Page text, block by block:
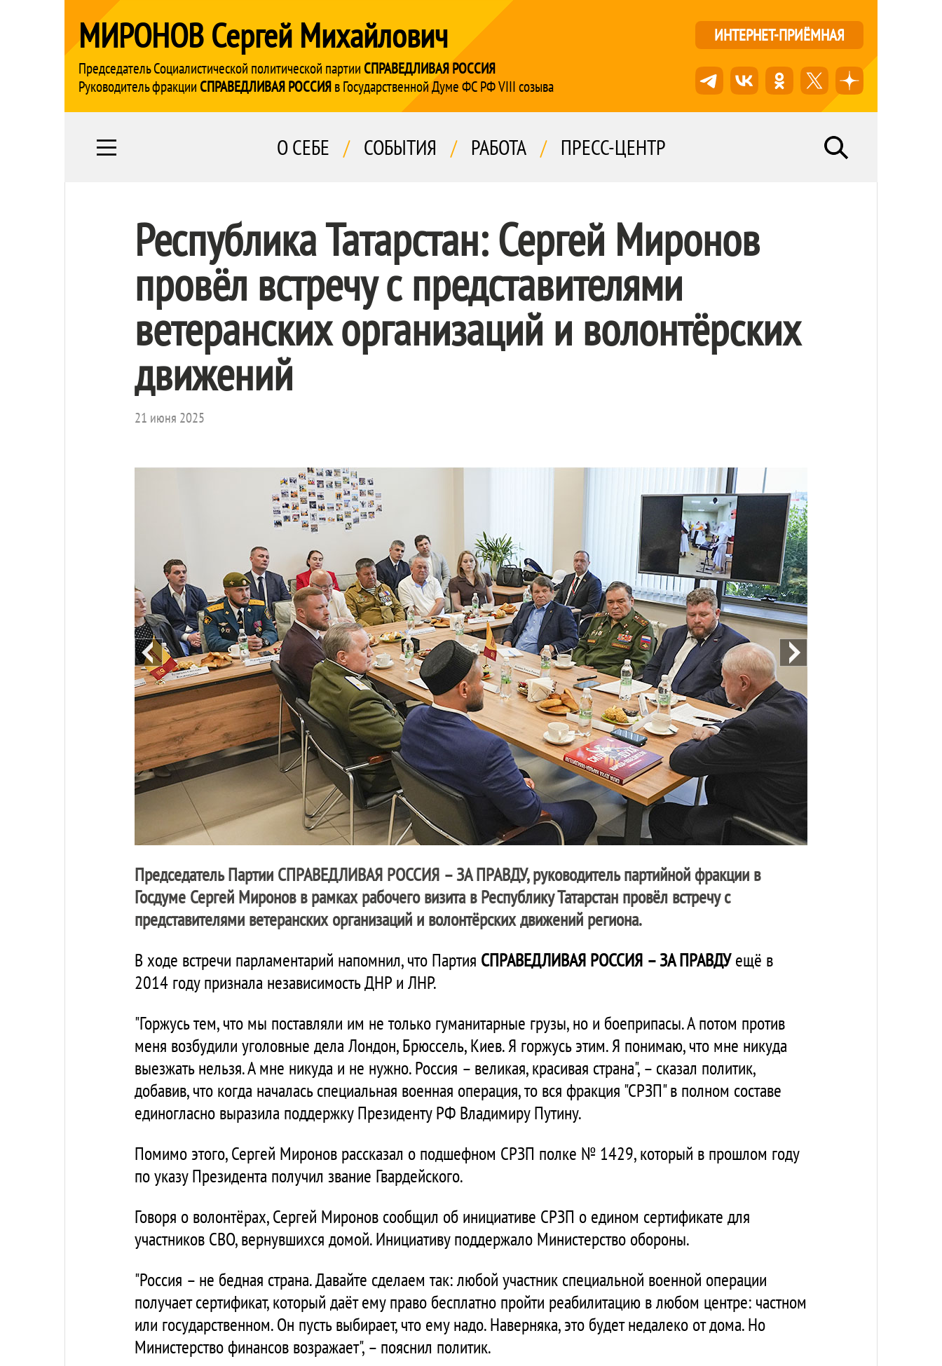
МИРОНОВ Сергей Михайлович
Председатель Социалистической политической партии СПРАВЕДЛИВАЯ РОССИЯ
Руководитель фракции СПРАВЕДЛИВАЯ РОССИЯв Государственной Думе ФС РФ VIII созыва
ИНТЕРНЕТ-ПРИЁМНАЯ
О СЕБЕ / СОБЫТИЯ / РАБОТА / ПРЕСС-ЦЕНТР
Республика Татарстан: Сергей Миронов
провёл встречу с представителями
ветеранских организаций и волонтёрских
движений
21 июня 2025
Председатель Партии СПРАВЕДЛИВАЯ РОССИЯ – ЗА ПРАВДУ, руководитель партийной фракции в
Госдуме Сергей Миронов в рамках рабочего визита в Республику Татарстан провёл встречу с
представителями ветеранских организаций и волонтёрских движений региона.
В ходе встречи парламентарий напомнил, что Партия СПРАВЕДЛИВАЯ РОССИЯ – ЗА ПРАВДУещё в
2014 году признала независимость ДНР и ЛНР.
"Горжусь тем, что мы поставляли им не только гуманитарные грузы, но и боеприпасы. А потом против
меня возбудили уголовные дела Лондон, Брюссель, Киев. Я горжусь этим. Я понимаю, что мне никуда
выезжать нельзя. А мне никуда и не нужно. Россия – великая, красивая страна", – сказал политик,
добавив, что когда началась специальная военная операция, то вся фракция "СРЗП" в полном составе
единогласно выразила поддержку Президенту РФ Владимиру Путину.
Помимо этого, Сергей Миронов рассказал о подшефном СРЗП полке № 1429, который в прошлом году
по указу Президента получил звание Гвардейского.
Говоря о волонтёрах, Сергей Миронов сообщил об инициативе СРЗП о едином сертификате для
участников СВО, вернувшихся домой. Инициативу поддержало Министерство обороны.
"Россия – не бедная страна. Давайте сделаем так: любой участник специальной военной операции
получает сертификат, который даёт ему право бесплатно пройти реабилитацию в любом центре: частном
или государственном. Он пусть выбирает, что ему надо. Наверняка, это будет недалеко от дома. Но
Министерство финансов возражает", – пояснил политик.